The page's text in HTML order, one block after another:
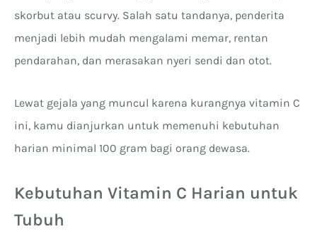
skorbut atau scurvy. Salah satu tandanya, penderita
menjadi lebih mudah mengalami memar, rentan
pendarahan, dan merasakan nyeri sendi dan otot.
Lewat gejala yang muncul karena kurangnya vitamin C
ini, kamu dianjurkan untuk memenuhi kebutuhan
harian minimal 100 gram bagi orang dewasa.
Kebutuhan Vitamin C Harian untuk
Tubuh